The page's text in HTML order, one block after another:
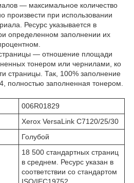
— максимальное количество
произвести при использовании
Ресурс указывается в
определенном заполнении их
— отношение площади
тонером или чернилами, ко
страницы. Так, 100% заполнение
полностью заполненная тонером.
006R01829
Xerox VersaLink C7120/25/30
Голубой
18 500 стандартных страниц
в среднем. Ресурс указан в
соответствии со стандартом
ISO/IEC19752.